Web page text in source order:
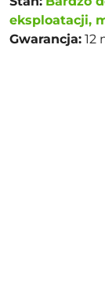
eksploatacji,
Gwarancja: 12
Pomiń